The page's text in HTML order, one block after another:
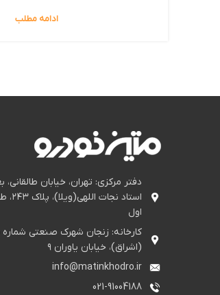
ادامه مطلب
دفتر مرکزی: تهران، خیابان طالقانی،
استاد نجات
اول
کارخانه: زنجان شهرک صنعتی
(اشراق)، خیابان یاوران ۹
info@matinkhodro.ir
021-91004188